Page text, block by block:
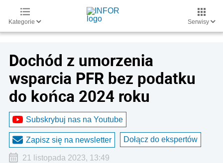
Kategorie Serwisy
Dochód z umorzenia
wsparcia PFR bez podatku
do końca 2024 roku
Subskrybuj nas na Youtube
Zapisz się na newsletter Dołącz do ekspertów
21 listopada 2023, 13:49